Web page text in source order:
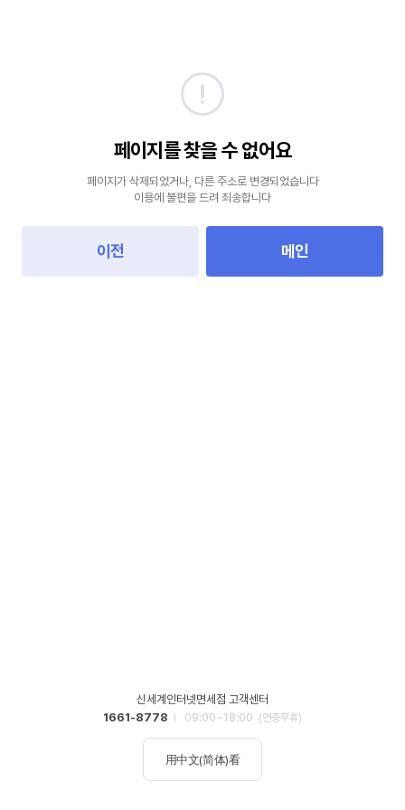
페이지를 찾을 수 없어요
페이지가 삭제되었거나, 다른 주소로 변경되었습니다
이용에 불편을 드려 죄송합니다
이전 메인
신세계인터넷면세점 고객센터
1661-8778
09:00~18:00 (연중무휴)
用中文(简体)看